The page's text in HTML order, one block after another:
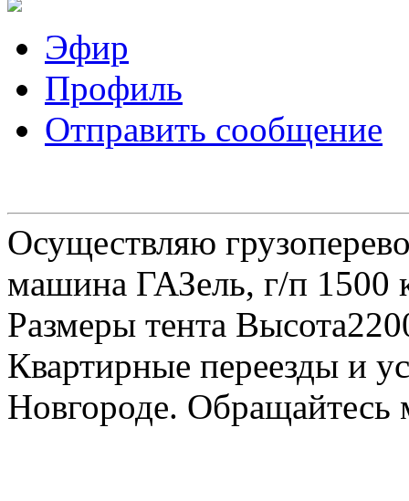
Эфир
Профиль
Отправить сообщение
Осуществляю
машина ГАЗель, г/п 1500
Размеры тента
Квартирные переезды и
Новгороде.